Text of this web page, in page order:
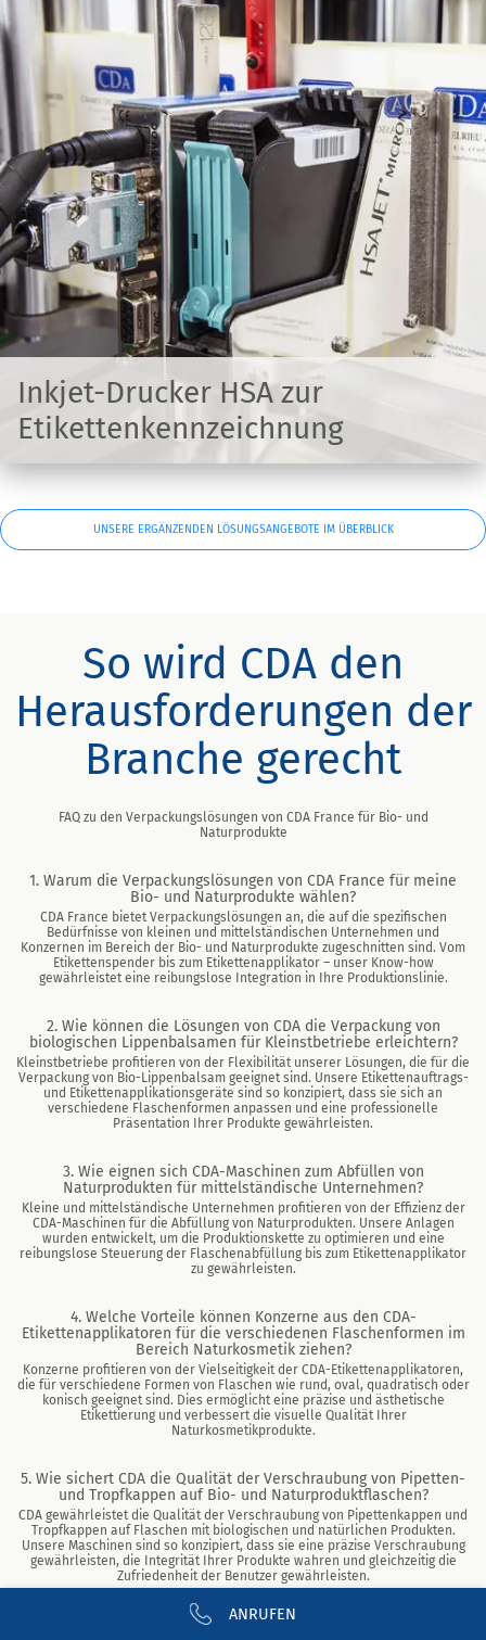
ANRUFEN
Inkjet-Drucker HSA zur
Etikettenkennzeichnung
UNSERE ERGÄNZENDEN LÖSUNGSANGEBOTE IM ÜBERBLICK
So wird CDA den
Herausforderungen der
Branche gerecht
FAQ zu den Verpackungslösungen von CDA France für Bio- und
Naturprodukte
1. Warum die Verpackungslösungen von CDA France für meine
Bio- und Naturprodukte wählen?
CDA France bietet Verpackungslösungen an, die auf die spezifischen
Bedürfnisse von kleinen und mittelständischen Unternehmen und
Konzernen im Bereich der Bio- und Naturprodukte zugeschnitten sind. Vom
Etikettenspender bis zum Etikettenapplikator – unser Know-how
gewährleistet eine reibungslose Integration in Ihre Produktionslinie.
2. Wie können die Lösungen von CDA die Verpackung von
biologischen Lippenbalsamen für Kleinstbetriebe erleichtern?
Kleinstbetriebe profitieren von der Flexibilität unserer Lösungen, die für die
Verpackung von Bio-Lippenbalsam geeignet sind. Unsere Etikettenauftrags-
und Etikettenapplikationsgeräte sind so konzipiert, dass sie sich an
verschiedene Flaschenformen anpassen und eine professionelle
Präsentation Ihrer Produkte gewährleisten.
3. Wie eignen sich CDA-Maschinen zum Abfüllen von
Naturprodukten für mittelständische Unternehmen?
Kleine und mittelständische Unternehmen profitieren von der Effizienz der
CDA-Maschinen für die Abfüllung von Naturprodukten. Unsere Anlagen
wurden entwickelt, um die Produktionskette zu optimieren und eine
reibungslose Steuerung der Flaschenabfüllung bis zum Etikettenapplikator
zu gewährleisten.
4. Welche Vorteile können Konzerne aus den CDA-
Etikettenapplikatoren für die verschiedenen Flaschenformen im
Bereich Naturkosmetik ziehen?
Konzerne profitieren von der Vielseitigkeit der CDA-Etikettenapplikatoren,
die für verschiedene Formen von Flaschen wie rund, oval, quadratisch oder
konisch geeignet sind. Dies ermöglicht eine präzise und ästhetische
Etikettierung und verbessert die visuelle Qualität Ihrer
Naturkosmetikprodukte.
5. Wie sichert CDA die Qualität der Verschraubung von Pipetten-
und Tropfkappen auf Bio- und Naturproduktflaschen?
CDA gewährleistet die Qualität der Verschraubung von Pipettenkappen und
Tropfkappen auf Flaschen mit biologischen und natürlichen Produkten.
Unsere Maschinen sind so konzipiert, dass sie eine präzise Verschraubung
gewährleisten, die Integrität Ihrer Produkte wahren und gleichzeitig die
Zufriedenheit der Benutzer gewährleisten.
6. Wie eignen sich die Verpackungslösungen von CDA für die